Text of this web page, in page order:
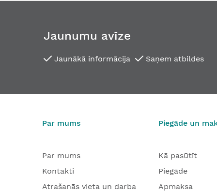
Jaunumu avīze
Jaunākā informācija Saņem atbildes
Par mums
Par mums
Kontakti
Atrašanās vieta un darba
Piegāde un
Kā pasūtīt
Piegāde
Apmaksa